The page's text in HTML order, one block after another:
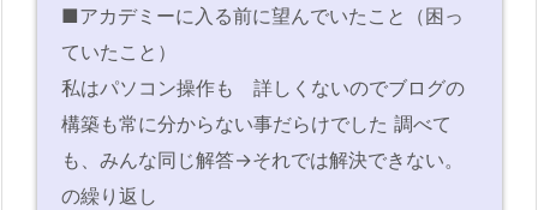
■アカデミーに入る前に望んでいたこと（困っ
ていたこと）
私はパソコン操作も 詳しくないのでブログの
構築も常に分からない事だらけでした 調べて
も、みんな同じ解答→それでは解決できない。
の繰り返し